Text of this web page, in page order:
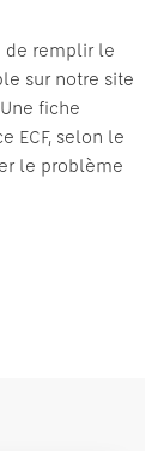
de remplir le
sur notre site
fiche
ECF, selon le
le problème